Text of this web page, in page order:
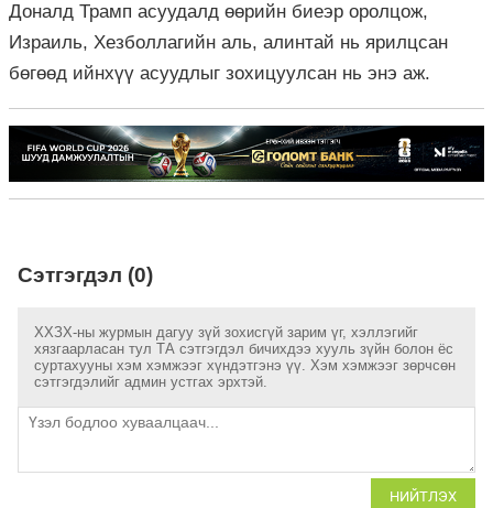
Доналд Трамп асуудалд өөрийн биеэр оролцож,
Израиль, Хезболлагийн аль, алинтай нь ярилцсан
бөгөөд ийнхүү асуудлыг зохицуулсан нь энэ аж.
Сэтгэгдэл (0)
ХХЗХ-ны журмын дагуу зүй зохисгүй зарим үг, хэллэгийг
хязгаарласан тул ТА сэтгэгдэл бичихдээ хууль зүйн болон ёс
суртахууны хэм хэмжээг хүндэтгэнэ үү. Хэм хэмжээг зөрчсөн
сэтгэгдэлийг админ устгах эрхтэй.
НИЙТЛЭХ